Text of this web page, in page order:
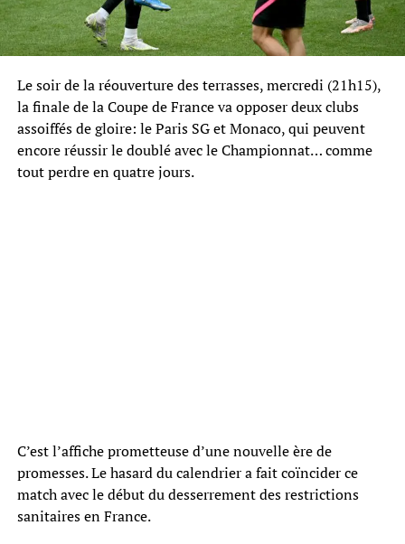
Le soir de la réouverture des terrasses, mercredi (21h15),
la finale de la Coupe de France va opposer deux clubs
assoiffés de gloire: le Paris SG et Monaco, qui peuvent
encore réussir le doublé avec le Championnat… comme
tout perdre en quatre jours.
C’est l’affiche prometteuse d’une nouvelle ère de
promesses. Le hasard du calendrier a fait coïncider ce
match avec le début du desserrement des restrictions
sanitaires en France.